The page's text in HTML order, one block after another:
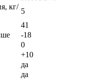
кг/
5
41
-18
0
+10
да
да